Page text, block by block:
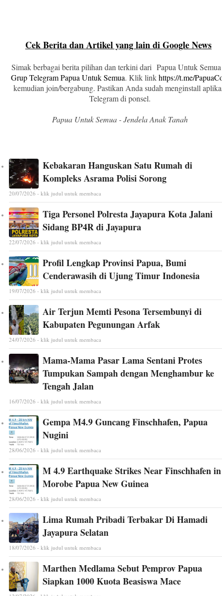
Cek Berita dan Artikel yang lain di Google News
Simak berbagai berita pilihan dan terkini dari Papua Untuk
Grup Telegram Papua Untuk Semua. Klik linkhttps://t.me/
kemudian join/bergabung. Pastikan Anda sudah menginstall
Telegram di ponsel.
Papua Untuk Semua - Jendela Anak Tanah
Kebakaran Hanguskan Satu Rumah di
Kompleks Asrama Polisi Sorong
20/07/2026 - klik judul untuk membaca
Tiga Personel Polresta Jayapura Kota Jalani
Sidang BP4R di Jayapura
22/07/2026 - klik judul untuk membaca
Profil Lengkap Provinsi Papua, Bumi
Cenderawasih di Ujung Timur Indonesia
19/07/2026 - klik judul untuk membaca
Air Terjun Memti Pesona Tersembunyi di
Kabupaten Pegunungan Arfak
24/07/2026 - klik judul untuk membaca
Mama-Mama Pasar Lama Sentani Protes
Tumpukan Sampah dengan Menghambur ke
Tengah Jalan
16/07/2026 - klik judul untuk membaca
Gempa M4.9 Guncang Finschhafen, Papua
Nugini
28/06/2026 - klik judul untuk membaca
M 4.9 Earthquake Strikes Near Finschhafen in
Morobe Papua New Guinea
28/06/2026 - klik judul untuk membaca
Lima Rumah Pribadi Terbakar Di Hamadi
Jayapura Selatan
18/07/2026 - klik judul untuk membaca
Marthen Medlama Sebut Pemprov Papua
Siapkan 1000 Kuota Beasiswa Mace